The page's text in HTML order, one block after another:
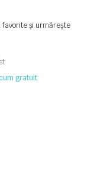
favorite și urmărește
gratuit